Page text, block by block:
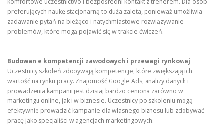
komfortowe uczestnictwo i bezpośredni kontakt z trenerem. Dla osób
preferujących naukę stacjonarną to duża zaleta, ponieważ umożliwia
zadawanie pytań na bieżąco i natychmiastowe rozwiązywanie
problemów, które mogą pojawić się w trakcie ćwiczeń.
Budowanie kompetencji zawodowych i przewagi rynkowej
Uczestnicy szkoleń zdobywają kompetencje, które zwiększają ich
wartość na rynku pracy. Znajomość Google Ads, analizy danych i
prowadzenia kampanii jest dzisiaj bardzo ceniona zarówno w
marketingu online, jak i w biznesie. Uczestnicy po szkoleniu mogą
efektywnie prowadzić kampanie dla własnego biznesu lub zdobywać
pracę jako specjaliści w agencjach marketingowych.